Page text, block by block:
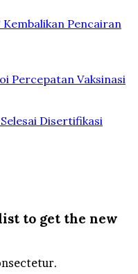
Kembalikan Pencairan
Percepatan Vaksinasi
Disertifikasi
to get the new